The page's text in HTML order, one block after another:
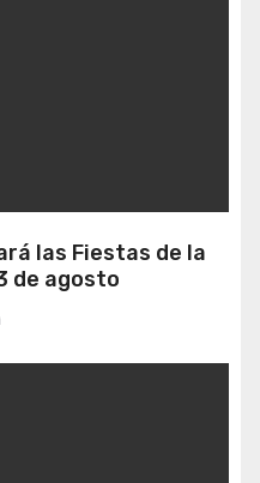
las Fiestas de la
de agosto